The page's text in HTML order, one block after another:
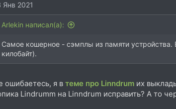
Янв 2021
Arlekin написал(а):
Самое кошерное - сэмплы из памяти устройства.
килобайт).
ошибаетесь, я в теме про Linndrum их
Lindrumm на Linndrum исправить? А то